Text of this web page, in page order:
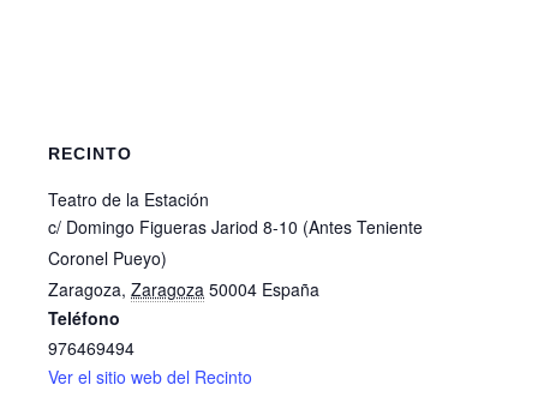
RECINTO
Teatro de la Estación
c/ Domingo Figueras Jariod 8-10 (Antes Teniente
Coronel Pueyo)
Zaragoza, Zaragoza 50004 España
Teléfono
976469494
Ver el sitio web del Recinto